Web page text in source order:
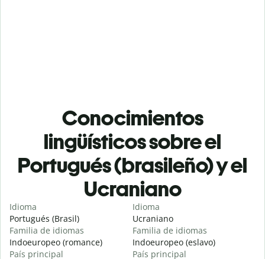
Conocimientos
lingüísticos sobre el
Portugués (brasileño) y el
Ucraniano
Idioma
Portugués (Brasil)
Familia de idiomas
Indoeuropeo (romance)
País principal
Idioma
Ucraniano
Familia de idiomas
Indoeuropeo (eslavo)
País principal